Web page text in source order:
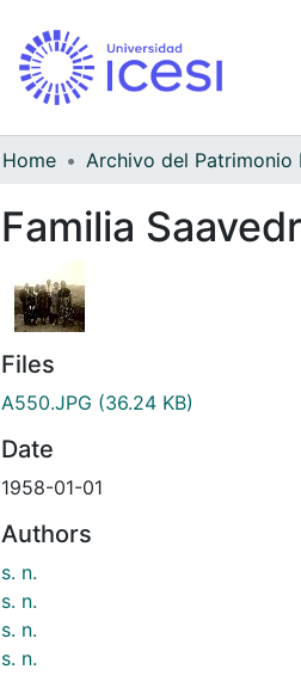
Home
Familia
Files
A550.JPG (36.24 KB)
Date
1958-01-01
Authors
s. n.
s. n.
s. n.
s. n.